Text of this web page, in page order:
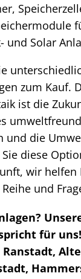
und Solar
zum Kauf.
ist die
und die
diese
wir helfen
und
für
Ranstadt,